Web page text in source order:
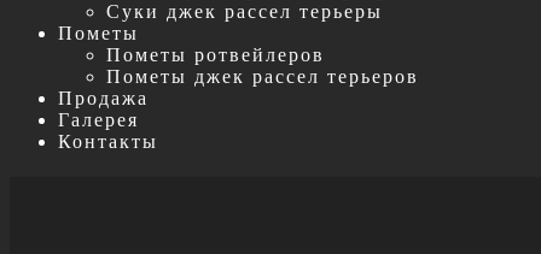
Суки джек рассел терьеры
Пометы
Пометы ротвейлеров
Пометы джек рассел терьеров
Продажа
Галерея
Контакты